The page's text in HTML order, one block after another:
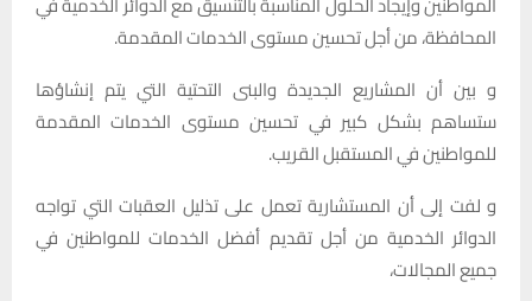
المحافظة، من أجل تحسين مستوى الخدمات المقدمة.
و بين أن المشاريع الجديدة والبنى التحتية التي يتم إنشاؤها
ستساهم بشكل كبير في تحسين مستوى الخدمات المقدمة
للمواطنين في المستقبل القريب.
و لفت إلى أن المستشارية تعمل على تذليل العقبات التي تواجه
الدوائر الخدمية من أجل تقديم أفضل الخدمات للمواطنين في
جميع المجالات،